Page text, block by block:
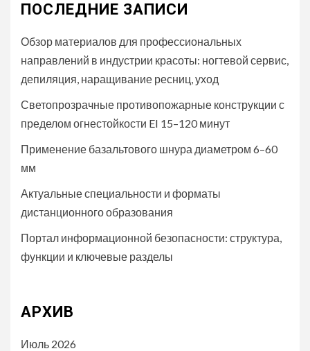
ПОСЛЕДНИЕ ЗАПИСИ
Обзор материалов для профессиональных
направлений в индустрии красоты: ногтевой сервис,
депиляция, наращивание ресниц, уход
Светопрозрачные противопожарные конструкции с
пределом огнестойкости EI 15–120 минут
Применение базальтового шнура диаметром 6–60
мм
Актуальные специальности и форматы
дистанционного образования
Портал информационной безопасности: структура,
функции и ключевые разделы
АРХИВ
Июль 2026